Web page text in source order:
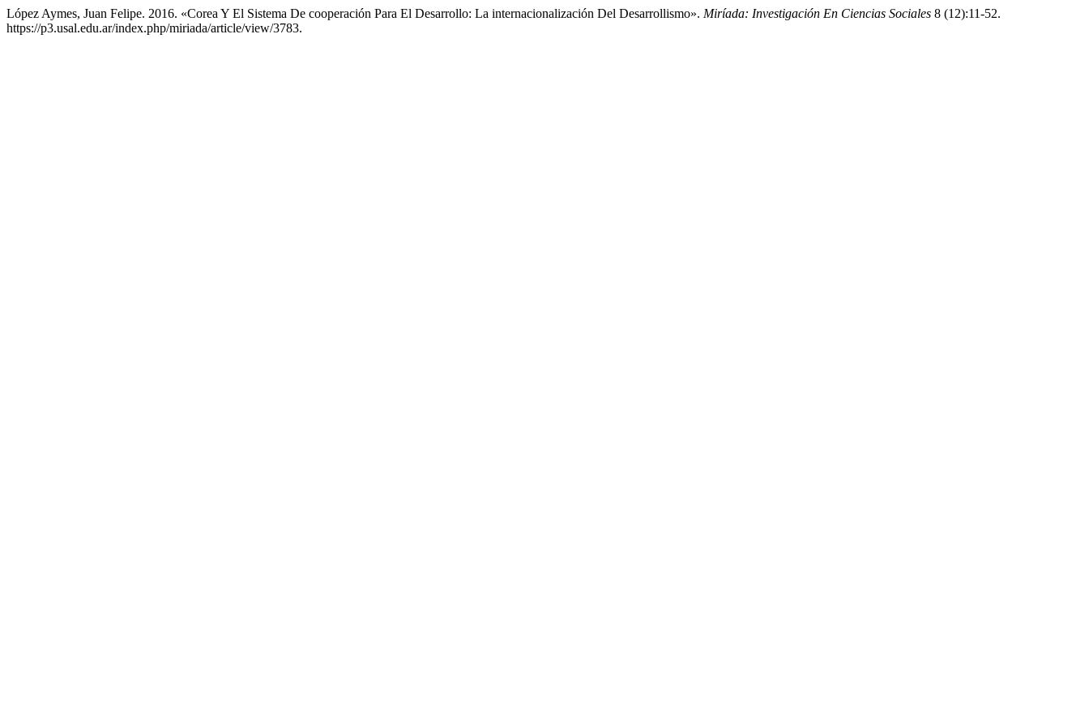
López Aymes, Juan Felipe. 2016. «Corea Y El Sistema De cooperación Para El Desarrollo: La internacionalización Del Desarrollismo». Miríada: Investigación En Ciencias Sociales 8 (12):11-52.
https://p3.usal.edu.ar/index.php/miriada/article/view/3783.